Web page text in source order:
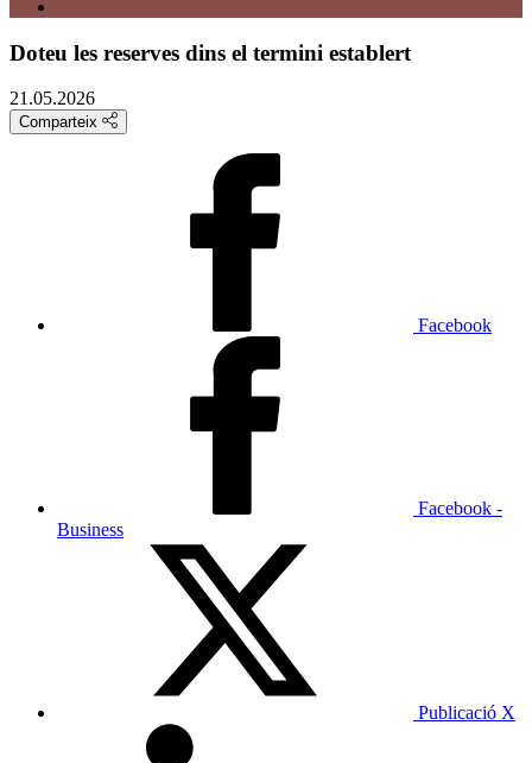
Doteu les reserves dins el termini establert
21.05.2026
Comparteix
Facebook
Facebook -
Business
Publicació X